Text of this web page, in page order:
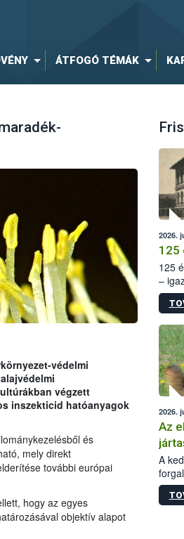
ÁTFOGÓ TÉMÁK
védelmi
végzett
inszekticid hatóanyagok
és
mely direkt
további európai
hogy az egyes
objektív alapot
2026.
125
125
–
15.
2026.
Az
A